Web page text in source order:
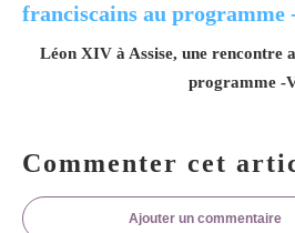
Léon XIV à Assise, une rencontre
programme -
Commenter cet
Ajouter un commentaire